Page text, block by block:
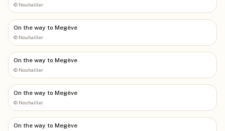
© Nouhailler
On the way to Megève
© Nouhailler
On the way to Megève
© Nouhailler
On the way to Megève
© Nouhailler
On the way to Megève